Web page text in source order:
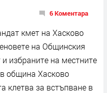
6 Коментара
кмет на Хасково
на Общинския
избраните на местните
община Хасково
клетва за встъпване в